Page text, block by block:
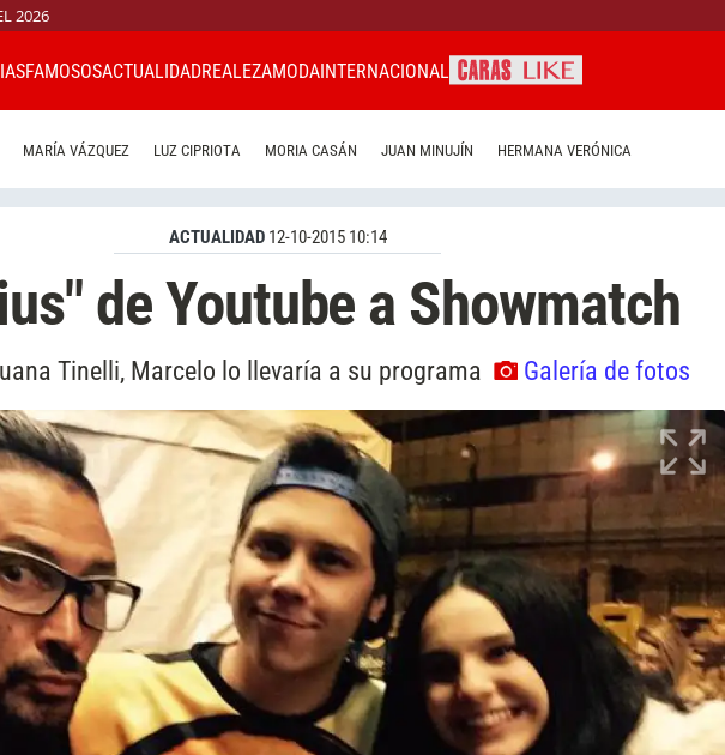
2026
FAMOSOSACTUALIDADREALEZAMODAINTERNACIONAL
MARÍA VÁZQUEZ LUZ CIPRIOTA MORIA CASÁN JUAN MINUJÍN HERMANA VERÓNICA
ACTUALIDAD 12-10-2015 10:14
de Youtube a Showmatch
Tinelli, Marcelo lo llevaría a su programa Galería de fotos